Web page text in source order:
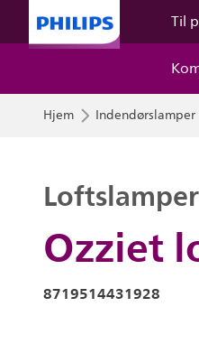
Til
Hjem Indendørslamper
Ozziet
Loftslamper
8719514431928